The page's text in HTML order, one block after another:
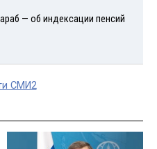
— об индексации пенсий
СМИ2